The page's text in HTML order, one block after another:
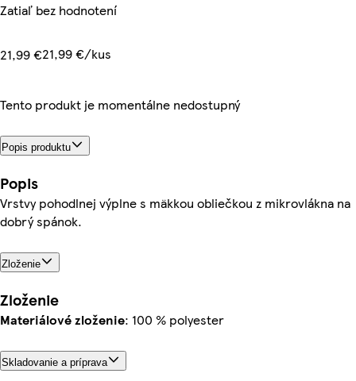
Zatiaľ bez hodnotení
21,99 €21,99 €/kus
Tento produkt je momentálne nedostupný
Popis produktu
Popis
Vrstvy pohodlnej výplne s mäkkou obliečkou z mikrovlákna na
dobrý spánok.
Zloženie
Zloženie
Materiálové zloženie: 100 % polyester
Skladovanie a príprava